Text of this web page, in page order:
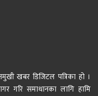
खबर डिजिटल पत्रिका हो ।
गरि समाधानका लागि हामि